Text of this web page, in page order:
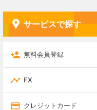
サービスで探す
無料会員登録
FX
クレジットカード